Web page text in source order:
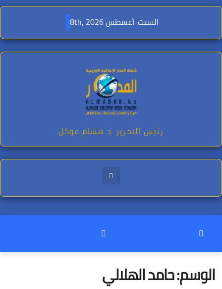
Skip
content
السبت. أغسطس 8th, 2026
رئيس التحرير .د هشام عوكل
الوسم:حامد الهلالي